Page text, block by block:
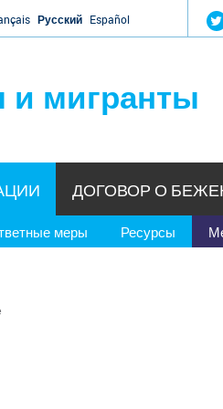
Русский Español
мигранты
меры Ресурсы
ДОГОВОР О